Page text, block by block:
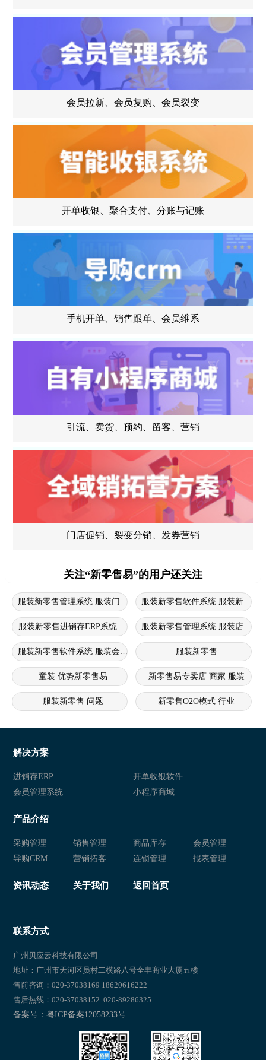
会员拉新、会员复购、会员裂变
开单收银、聚合支付、分账与记账
手机开单、销售跟单、会员维系
引流、卖货、预约、留客、营销
门店促销、裂变分销、发券营销
关注“新零售易”的用户还关注
服装新零售管理系统 服装门店进销存软件 服装新零售系统
服装新零售进销存ERP系统 服装新零售系统 服装进销存erp系统
服装新零售管理系统 服装店新零
服装新零售软件系统 服装会员管理系统 服装新零售软件
服装新零售
童装 优势新零售易 新零售易专卖店 商家 服装
服装新零售 问题 新零售O2O模式 行业
新零售商城 行业
新零售 衣盈易 衣盈易 新零售
新零售 衣盈易
新零售 新零售易
新零售 新零售易
新零售 新零售易 新零售易
新零售 新零售易
解决方案
进销存ERP
开单收银软件
会员管理系统
小程序商城
产品介绍
采购管理 销售管理 商品库存
会员管理
导购CRM
营销拓客 连锁管理 报表管理
资讯动态 关于我们 返回首页
联系方式
广州贝应云科技有限公司
地址：广州市天河区员村二横路八号全丰商业大厦五楼
售前咨询：020-37038169 18620616222
售后热线：020-37038152 020-89286325
备案号：粤ICP备案12058233号